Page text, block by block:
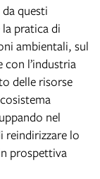
questi
pratica di
ambientali, sul
l’industria
delle risorse
nel
reindirizzare lo
prospettiva